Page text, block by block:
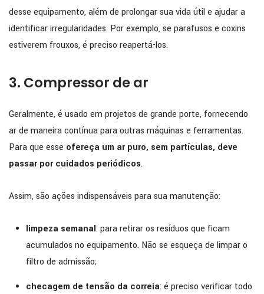
desse equipamento, além de prolongar sua vida útil e ajudar a
identificar irregularidades. Por exemplo, se parafusos e coxins
estiverem frouxos, é preciso reapertá-los.
3. Compressor de ar
Geralmente, é usado em projetos de grande porte, fornecendo
ar de maneira contínua para outras máquinas e ferramentas.
Para que esse ofereça um ar puro, sem partículas, deve
passar por cuidados periódicos.
Assim, são ações indispensáveis para sua manutenção:
limpeza semanal: para retirar os resíduos que ficam
acumulados no equipamento. Não se esqueça de limpar o
filtro de admissão;
checagem de tensão da correia: é preciso verificar todo